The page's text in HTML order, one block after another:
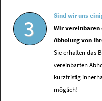
3
Sind wir uns
Wir vereinbaren
Abholung von
Sie erhalten das
vereinbarten
kurzfristig
möglich!